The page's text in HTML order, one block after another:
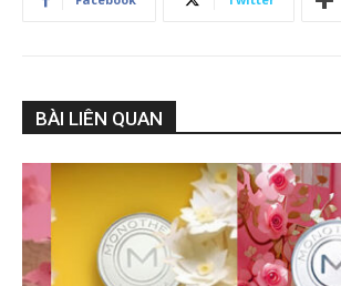
BÀI LIÊN QUAN